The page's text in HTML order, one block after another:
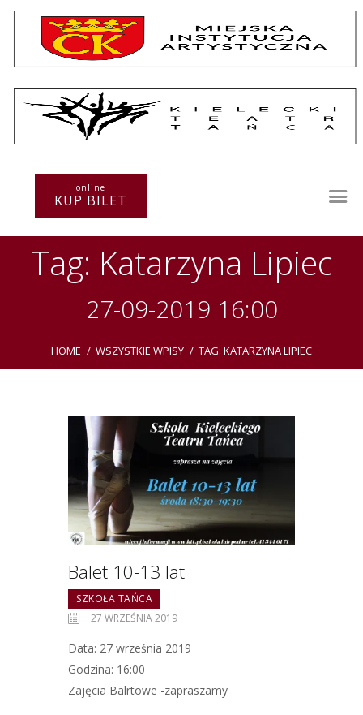
online
KUP BILET
Tag: Katarzyna Lipiec
27-09-2019 16:00
HOME WSZYSTKIE WPISY TAG: KATARZYNA LIPIEC
Repertuar
Warsztaty
Festiwal
Kurs instruktorski
Sprawozdania
Balet 10-13 lat
SZKOŁA TAŃCA
27 WRZEŚNIA 2019
Data: 27 września 2019
Godzina: 16:00
Zajęcia Balrtowe -zapraszamy